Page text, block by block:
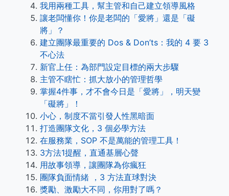
我用兩種工具，幫主管和自己建立領導風格
讓老闆懂你！你是老闆的「愛將」還是「礙
將」？
建立團隊最重要的 Dos & Don’ts：我的 4 要 3
不心法
新官上任：為部門設定目標的兩大步驟
主管不瞎忙：抓大放小的管理哲學
掌握4件事，才不會今日是「愛將」，明天變
「礙將」！
小心，制度不當引發人性黑暗面
打造團隊文化，3 個必學方法
在服務業，SOP 不是萬能的管理工具！
3方法1提醒，直通基層心聲
用故事領導，讓團隊為你瘋狂
團隊負面情緒 ，3 方法直球對決
獎勵、激勵大不同，你用對了嗎？